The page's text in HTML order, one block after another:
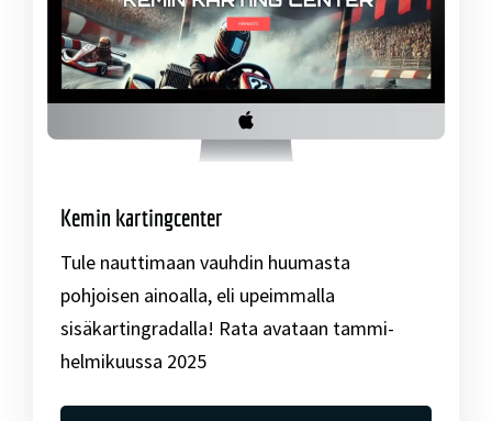
Kemin kartingcenter
Tule nauttimaan vauhdin huumasta
pohjoisen ainoalla, eli upeimmalla
sisäkartingradalla! Rata avataan tammi-
helmikuussa 2025